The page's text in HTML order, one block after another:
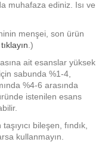
muhafaza ediniz. Isı ve
menşei, son ürün
tıklayın .)
ait esanslar yüksek
sabunda %1-4,
%4-6 arasında
istenilen esans
bileşen, fındık,
kullanmayın.